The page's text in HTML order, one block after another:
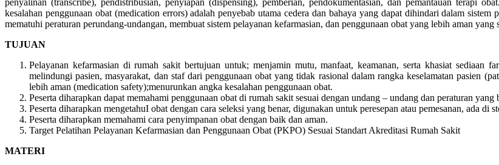
kesalahan penggunaan obat (medication errors) adalah penyebab utama cedera dan bahaya yang dapat dihindari dalam
mematuhi peraturan perundang-undangan, membuat sistem pelayanan kefarmasian, dan penggunaan obat yang lebih aman
TUJUAN
Pelayanan kefarmasian di rumah sakit bertujuan untuk; menjamin mutu, manfaat, keamanan, serta khasiat sediaan
melindungi pasien, masyarakat, dan staf dari penggunaan obat yang tidak rasional dalam rangka keselamatan pasien
lebih aman (medication safety);menurunkan angka kesalahan penggunaan obat.
Peserta diharapkan dapat memahami penggunaan obat di rumah sakit sesuai dengan undang – undang dan peraturan
Peserta diharapkan mengetahuI obat dengan cara seleksi yang benar, digunakan untuk peresepan atau pemesanan, ada di
Peserta diharapkan memahami cara penyimpanan obat dengan baik dan aman.
Target Pelatihan Pelayanan Kefarmasian dan Penggunaan Obat (PKPO) Sesuai Standart Akreditasi Rumah Sakit
MATERI